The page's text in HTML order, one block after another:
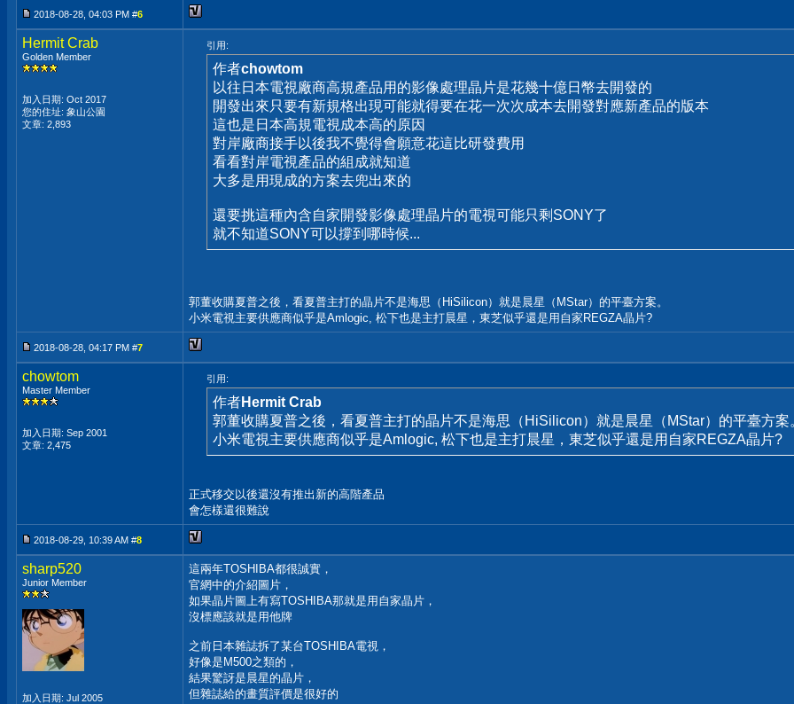
2018-08-28, 04:03 PM #6
Hermit Crab
Golden Member
加入日期: Oct 2017
您的住址: 象山公園
文章: 2,893
引用:
作者chowtom
以往日本電視廠商高規產品用的影像處理晶片是花幾十億日幣去開發的
開發出來只要有新規格出現可能就得要在花一次次成本去開發對應新產品的版本
這也是日本高規電視成本高的原因
對岸廠商接手以後我不覺得會願意花這比研發費用
看看對岸電視產品的組成就知道
大多是用現成的方案去兜出來的
還要挑這種內含自家開發影像處理晶片的電視可能只剩SONY了
就不知道SONY可以撐到哪時候...
郭董收購夏普之後，看夏普主打的晶片不是海思（HiSilicon）就是晨星（MStar）的平臺方案。
小米電視主要供應商似乎是Amlogic, 松下也是主打晨星，東芝似乎還是用自家REGZA晶片?
2018-08-28, 04:17 PM #7
chowtom
Master Member
加入日期: Sep 2001
文章: 2,475
引用:
作者Hermit Crab
郭董收購夏普之後，看夏普主打的晶片不是海思（HiSilicon）就是晨星（MStar）的平臺方案
小米電視主要供應商似乎是Amlogic, 松下也是主打晨星，東芝似乎還是用自家REGZA晶片?
正式移交以後還沒有推出新的高階產品
會怎樣還很難說
2018-08-29, 10:39 AM #8
sharp520
Junior Member
加入日期: Jul 2005
這兩年TOSHIBA都很誠實，
官網中的介紹圖片，
如果晶片圖上有寫TOSHIBA那就是用自家晶片，
沒標應該就是用他牌
之前日本雜誌拆了某台TOSHIBA電視，
好像是M500之類的，
結果驚訝是晨星的晶片，
但雜誌給的畫質評價是很好的